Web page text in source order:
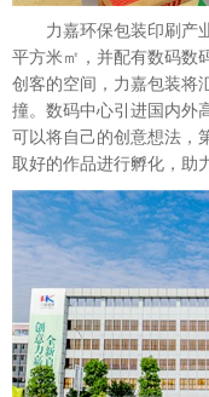
力嘉环保包装印刷产
平方米㎡，并配有数码数
创客的空间，力嘉包装将
撞。数码中心引进国内外
可以将自己的创意想法，
取好的作品进行孵化，助